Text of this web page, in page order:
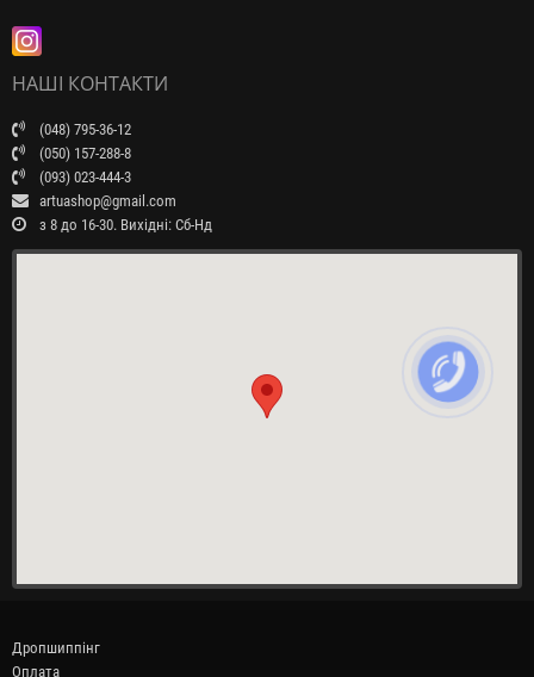
НАШІ КОНТАКТИ
(048) 795-36-12
(050) 157-288-8
(093) 023-444-3
artuashop@gmail.com
з 8 до 16-30. Вихідні: Сб-Нд
Дропшиппінг
Оплата